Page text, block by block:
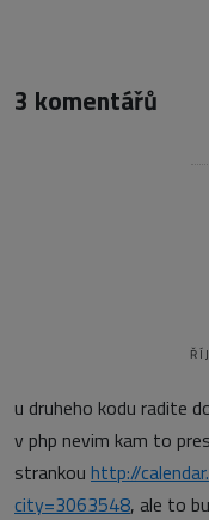
3 komentářů
u druheho kodu radite
v php nevim kam to
strankou http://
city=3063548, ale to